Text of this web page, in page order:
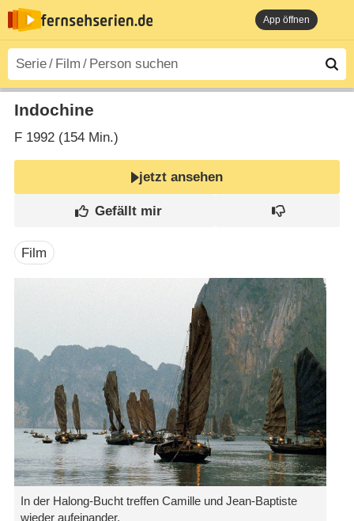
App öffnen
Indochine
F1992 (154 Min.)
jetzt ansehen
Film
In der Halong-Bucht treffen Camille und Jean-Baptiste
wieder aufeinander.